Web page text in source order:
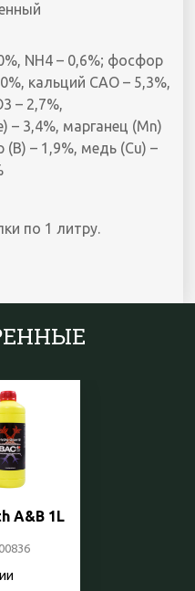
NH4 – 0,6%; фосфор
кальций САО – 5,3%,
– 2,7%,
– 3,4%, марганец (Mn)
(В) – 1,9%, медь (Cu) –
по 1 литру.
A&B 1L